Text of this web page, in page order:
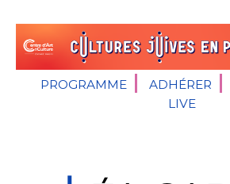
PROGRAMME ADHÉRER
LIVE